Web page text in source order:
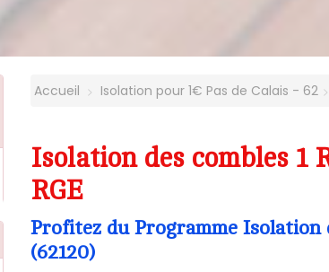
Accueil Isolation pour 1€ Pas de Calais - 62
Isolation des combles 1
RGE
Profitez du Programme Isolation
(62120)